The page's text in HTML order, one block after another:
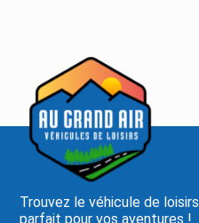
Trouvez le véhicule de loisirs
parfait pour vos aventures !